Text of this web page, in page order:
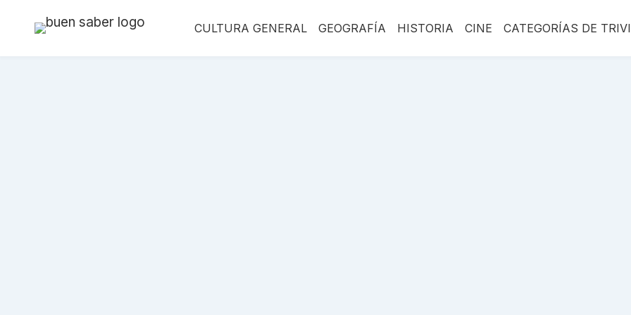
CULTURA GENERAL GEOGRAFÍA HISTORIA CINE CATEGORÍAS DE